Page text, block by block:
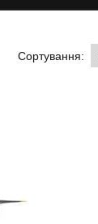
Сортування: